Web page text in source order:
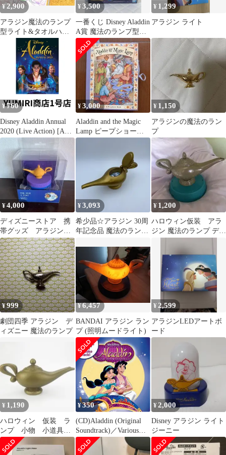
¥2,900
アラジン魔法のランプ
型ライト&タオルハン
¥3,500
一番くじ Disney Aladdin
A賞 魔法のランプ型ラ
イト アラジン
¥ 1,299
アラジン ライト
¥760
Disney Aladdin Annual
2020 (Live Action) [Aug
08, 2019] Egmont
Publishing UK
¥3,000
Aladdin and the Magic
Lamp ピープショー・
ブック
¥ 1,150
アラジンの魔法のラン
プ
¥4,000
ディズニーストア 携
帯グッズ アラジン
USBハブ4ポート
¥3,093
希少品☆アラジン 30周
年記念品 魔法のランプ
¥ 1,200
ハロウィン仮装 アラ
ジン 魔法のランプ ディ
¥999
劇団四季 アラジン デ
ィズニー 魔法のランプ
¥6,457
BANDAI アラジン ラン
プ (照明ムードライト)
¥ 2,599
アラジンLEDアートボ
ード
¥ 1,190
ハロウィン 仮装 ラ
ンプ 小物 小道具
アラジンと魔法のラン
プ Dハロ
¥350
(CD)Aladdin (Original
Soundtrack)／Various
Artists、Alan Menke
¥2,000
Disney アラジン ライト
ジーニー